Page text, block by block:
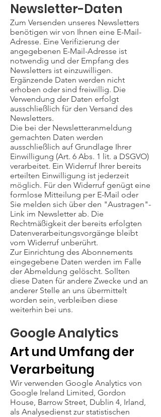
Newsletter-Daten
Zum Versenden unseres Newsletters
benötigen wir von Ihnen eine E-Mail-
Adresse. Eine Verifizierung der
angegebenen E-Mail-Adresse ist
notwendig und der Empfang des
Newsletters ist einzuwilligen.
Ergänzende Daten werden nicht
erhoben oder sind freiwillig. Die
Verwendung der Daten erfolgt
ausschließlich für den Versand des
Newsletters.
Die bei der Newsletteranmeldung
gemachten Daten werden
ausschließlich auf Grundlage Ihrer
Einwilligung (Art. 6 Abs. 1 lit. a DSGVO)
verarbeitet. Ein Widerruf Ihrer bereits
erteilten Einwilligung ist jederzeit
möglich. Für den Widerruf genügt eine
formlose Mitteilung per E-Mail oder
Sie melden sich über den "Austragen"-
Link im Newsletter ab. Die
Rechtmäßigkeit der bereits erfolgten
Datenverarbeitungsvorgänge bleibt
vom Widerruf unberührt.
Zur Einrichtung des Abonnements
eingegebene Daten werden im Falle
der Abmeldung gelöscht. Sollten
diese Daten für andere Zwecke und an
anderer Stelle an uns übermittelt
worden sein, verbleiben diese
weiterhin bei uns.
Google Analytics
Art und Umfang der
Verarbeitung
Wir verwenden Google Analytics von
Google Ireland Limited, Gordon
House, Barrow Street, Dublin 4, Irland,
als Analysedienst zur statistischen